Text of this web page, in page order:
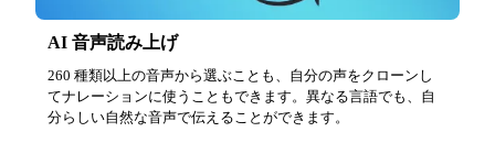
AI 音声読み上げ
260 種類以上の音声から選ぶことも、自分の声をクローンし
てナレーションに使うこともできます。異なる言語でも、自
分らしい自然な音声で伝えることができます。